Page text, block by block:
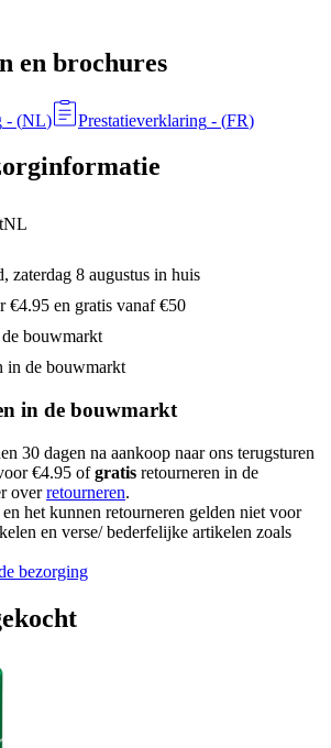
en brochures
- (NL) Prestatieverklaring - (FR)
zaterdag 8 augustus in huis
€4.95 en gratis vanaf €50
bouwmarkt
in de bouwmarkt
in de bouwmarkt
30 dagen na aankoop naar ons terugsturen
€4.95 ofgratis retourneren in de
overretourneren.
het kunnen retourneren gelden niet voor
en verse/ bederfelijke artikelen zoals
bezorging